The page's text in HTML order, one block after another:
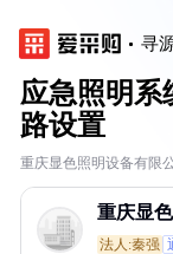
寻
应急照明系
路设置
重庆显色照明设备有限
重庆显
法人:秦强